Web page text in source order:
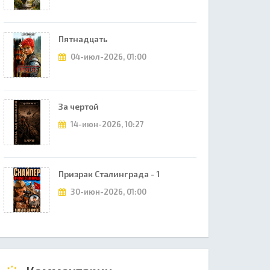
Пятнадцать
04-июл-2026, 01:00
За чертой
14-июн-2026, 10:27
Призрак Сталинграда - 1
30-июн-2026, 01:00